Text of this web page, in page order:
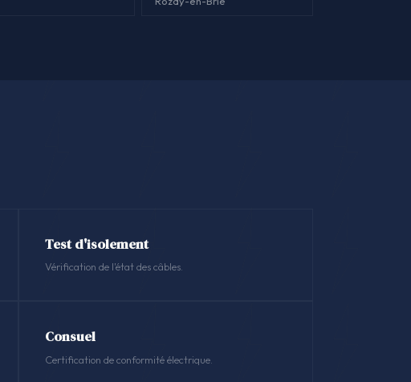
Test d'isolement
Vérification de l'état des câbles.
Consuel
Certification de conformité électrique.